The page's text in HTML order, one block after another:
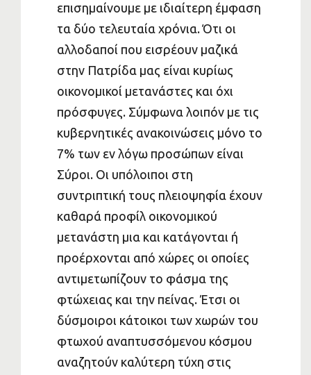
επισημαίνουμε με ιδιαίτερη έμφαση
τα δύο τελευταία χρόνια. Ότι οι
αλλοδαποί που εισρέουν μαζικά
στην Πατρίδα μας είναι κυρίως
οικονομικοί μετανάστες και όχι
πρόσφυγες. Σύμφωνα λοιπόν με τις
κυβερνητικές ανακοινώσεις μόνο το
7% των εν λόγω προσώπων είναι
Σύροι. Οι υπόλοιποι στη
συντριπτική τους πλειοψηφία έχουν
καθαρά προφίλ οικονομικού
μετανάστη μια και κατάγονται ή
προέρχονται από χώρες οι οποίες
αντιμετωπίζουν το φάσμα της
φτώχειας και την πείνας. Έτσι οι
δύσμοιροι κάτοικοι των χωρών του
φτωχού αναπτυσσόμενου κόσμου
αναζητούν καλύτερη τύχη στις